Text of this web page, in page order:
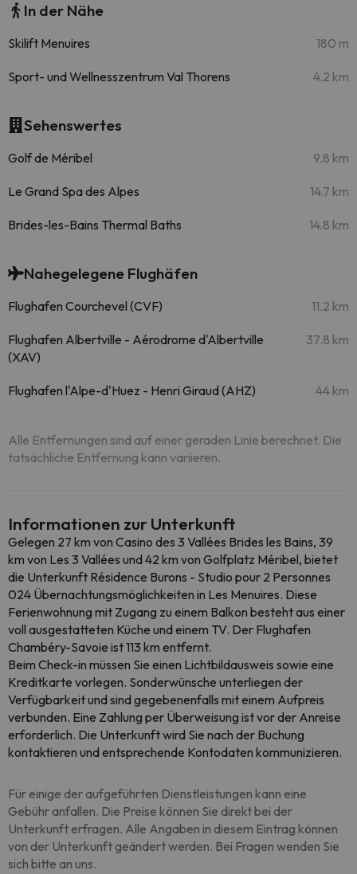
In der Nähe
Skilift Menuires 180 m
Sport- und Wellnesszentrum Val Thorens 4.2 km
Sehenswertes
Golf de Méribel 9.8 km
Le Grand Spa des Alpes 14.7 km
Brides-les-Bains Thermal Baths 14.8 km
Nahegelegene Flughäfen
Flughafen Courchevel (CVF) 11.2 km
Flughafen Albertville - Aérodrome d'Albertville
(XAV)
37.8 km
Flughafen l'Alpe-d'Huez - Henri Giraud (AHZ) 44 km
Alle Entfernungen sind auf einer geraden Linie berechnet. Die
tatsächliche Entfernung kann variieren.
Informationen zur Unterkunft
Gelegen 27 km von Casino des 3 Vallées Brides les Bains, 39
km von Les 3 Vallées und 42 km von Golfplatz Méribel, bietet
die Unterkunft Résidence Burons - Studio pour 2 Personnes
024 Übernachtungsmöglichkeiten in Les Menuires. Diese
Ferienwohnung mit Zugang zu einem Balkon besteht aus einer
voll ausgestatteten Küche und einem TV. Der Flughafen
Chambéry-Savoie ist 113 km entfernt.
Beim Check-in müssen Sie einen Lichtbildausweis sowie eine
Kreditkarte vorlegen. Sonderwünsche unterliegen der
Verfügbarkeit und sind gegebenenfalls mit einem Aufpreis
verbunden. Eine Zahlung per Überweisung ist vor der Anreise
erforderlich. Die Unterkunft wird Sie nach der Buchung
kontaktieren und entsprechende Kontodaten kommunizieren.
Für einige der aufgeführten Dienstleistungen kann eine
Gebühr anfallen. Die Preise können Sie direkt bei der
Unterkunft erfragen. Alle Angaben in diesem Eintrag können
von der Unterkunft geändert werden. Bei Fragen wenden Sie
sich bitte an uns.